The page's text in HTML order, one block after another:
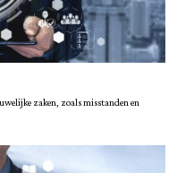
zaken, zoals misstanden en